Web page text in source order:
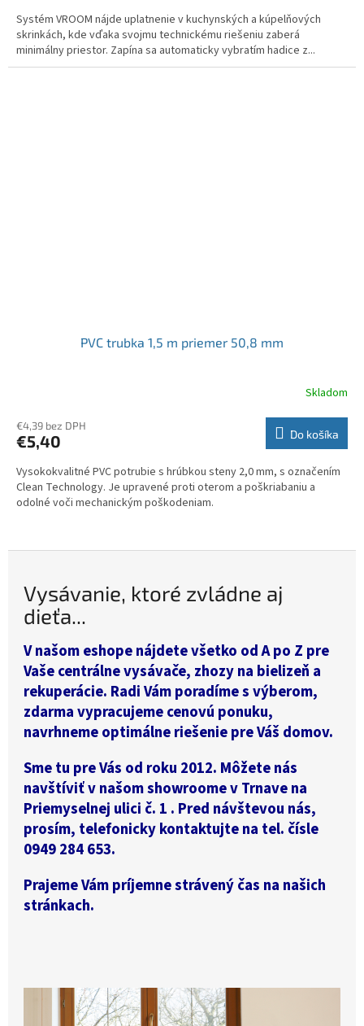
Systém VROOM nájde uplatnenie v kuchynských a kúpelňových
skrinkách, kde vďaka svojmu technickému riešeniu zaberá
minimálny priestor. Zapína sa automaticky vybratím hadice z...
PVC trubka 1,5 m priemer 50,8 mm
Skladom
€4,39 bez DPH
€5,40 Do košíka
Vysokokvalitné PVC potrubie s hrúbkou steny 2,0 mm, s označením
Clean Technology. Je upravené proti oterom a poškriabaniu a
odolné voči mechanickým poškodeniam.
Vysávanie, ktoré zvládne aj
dieťa...
V našom eshope nájdete všetko od A po Z pre
Vaše centrálne vysávače, zhozy na bielizeň a
rekuperácie. Radi Vám poradíme s výberom,
zdarma vypracujeme cenovú ponuku,
navrhneme optimálne riešenie pre Váš domov.
Sme tu pre Vás od roku 2012. Môžete nás
navštíviť v našom showroome v Trnave na
Priemyselnej ulici č. 1 . Pred návštevou nás,
prosím, telefonicky kontaktujte na tel. čísle
0949 284 653.
Prajeme Vám príjemne strávený čas na našich
stránkach.